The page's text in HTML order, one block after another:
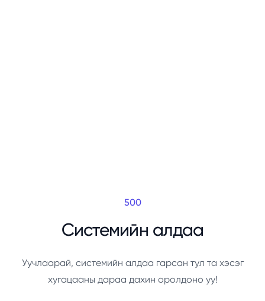
500
Системийн алдаа
Уучлаарай, системийн алдаа гарсан тул та хэсэг
хугацааны дараа дахин оролдоно уу!